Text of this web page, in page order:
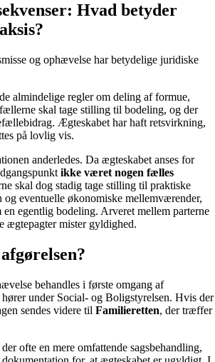
Hvad betyder
og ophævelse har betydelige juridiske
almindelige regler om deling af formue,
skal tage stilling til bodeling, og der
Ægteskabet har haft retsvirkning,
på lovlig vis.
anderledes. Da ægteskabet anses for
ikke været nogen fælles
skal dog stadig tage stilling til praktiske
eventuelle økonomiske mellemværender,
en egentlig bodeling. Arveret mellem parterne
ægtepagter mister gyldighed.
behandles i første omgang af
hører under Social- og Boligstyrelsen. Hvis der
sendes videre til Familieretten, der træffer
ofte en mere omfattende sagsbehandling,